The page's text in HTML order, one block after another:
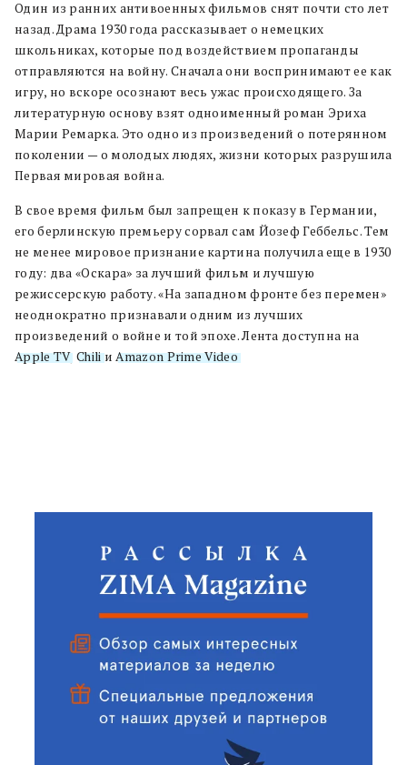
Один из ранних антивоенных фильмов снят почти сто лет
назад. Драма 1930 года рассказывает о немецких
школьниках, которые под воздействием пропаганды
отправляются на войну. Сначала они воспринимают ее как
игру, но вскоре осознают весь ужас происходящего. За
литературную основу взят одноименный роман Эриха
Марии Ремарка. Это одно из произведений о потерянном
поколении — о молодых людях, жизни которых разрушила
Первая мировая война.
В свое время фильм был запрещен к показу в Германии,
его берлинскую премьеру сорвал сам Йозеф Геббельс. Тем
не менее мировое признание картина получила еще в 1930
году: два «Оскара» за лучший фильм и лучшую
режиссерскую работу. «На западном фронте без перемен»
неоднократно признавали одним из лучших
произведений о войне и той эпохе. Лента доступна на
Apple TV,ChiliиAmazon Prime Video.